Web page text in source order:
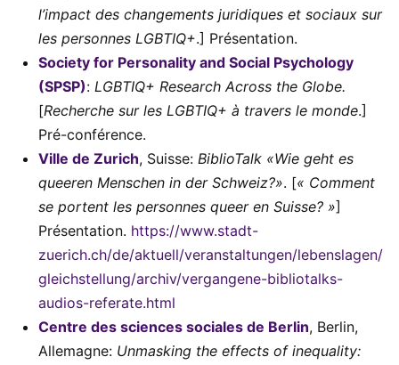
l’impact des changements juridiques et sociaux sur
les personnes LGBTIQ+.] Présentation.
Society for Personality and Social Psychology
(SPSP): LGBTIQ+ Research Across the Globe.
[Recherche sur les LGBTIQ+ à travers le monde.]
Pré-conférence.
Ville de Zurich, Suisse: BiblioTalk «Wie geht es
queeren Menschen in der Schweiz?». [« Comment
se portent les personnes queer en Suisse? »]
Présentation. https://www.stadt-
zuerich.ch/de/aktuell/veranstaltungen/lebenslagen/
gleichstellung/archiv/vergangene-bibliotalks-
audios-referate.html
Centre des sciences sociales de Berlin, Berlin,
Allemagne: Unmasking the effects of inequality: